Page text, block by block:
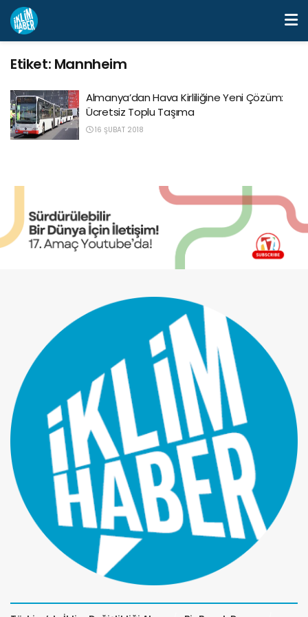
Etiket: Mannheim
Almanya’dan Hava Kirliliğine Yeni Çözüm:
Ücretsiz Toplu Taşıma
16 ŞUBAT 2018